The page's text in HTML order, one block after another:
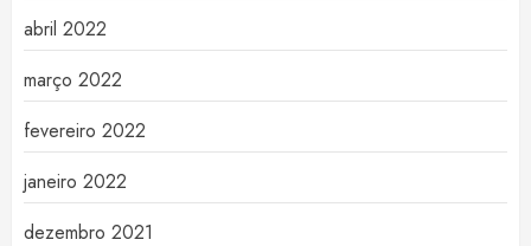
abril 2022
março 2022
fevereiro 2022
janeiro 2022
dezembro 2021